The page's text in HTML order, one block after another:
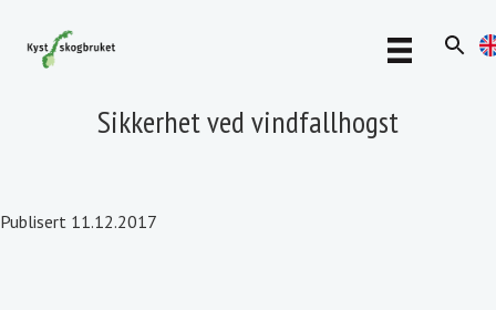
Sikkerhet ved vindfallhogst
Publisert 11.12.2017